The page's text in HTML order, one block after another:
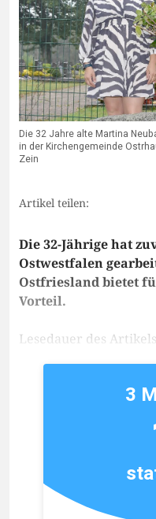
Die 32 Jahre alte Martina
in der Kirchengemeinde
Zein
Artikel teilen:
Die 32-Jährige hat
Ostwestfalen
Ostfriesland bietet
Vorteil.
Lesedauer des
3